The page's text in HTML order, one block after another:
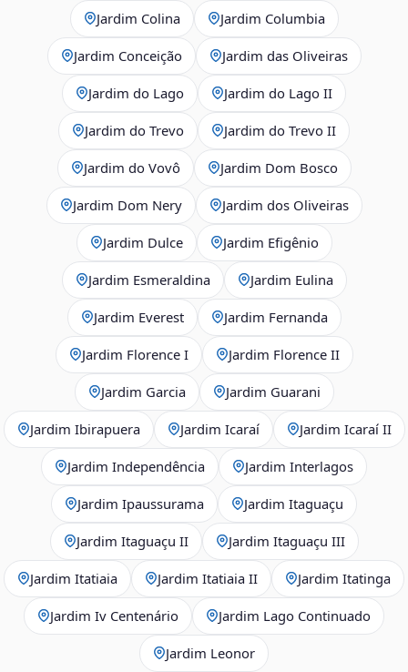
Jardim Colina Jardim Columbia
Jardim Conceição Jardim das Oliveiras
Jardim do Lago Jardim do Lago II
Jardim do Trevo Jardim do Trevo II
Jardim do Vovô Jardim Dom Bosco
Jardim Dom Nery Jardim dos Oliveiras
Jardim Dulce Jardim Efigênio
Jardim Esmeraldina Jardim Eulina
Jardim Everest Jardim Fernanda
Jardim Florence I Jardim Florence II
Jardim Garcia Jardim Guarani
Jardim Ibirapuera Jardim Icaraí Jardim Icaraí II
Jardim Independência Jardim Interlagos
Jardim Ipaussurama Jardim Itaguaçu
Jardim Itaguaçu II Jardim Itaguaçu III
Jardim Itatiaia Jardim Itatiaia II Jardim Itatinga
Jardim Iv Centenário Jardim Lago Continuado
Jardim Leonor